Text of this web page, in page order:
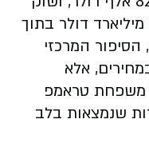
הקריפטו כולו איבד יותר מ 80 מיליארד דולר בתוך
הסיפור המרכזי
אלא
טראמפ
שנמצאות בלב